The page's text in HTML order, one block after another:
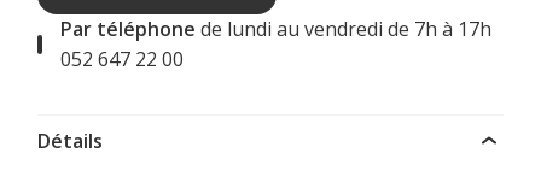
Par téléphone de lundi au vendredi de 7h à 17h
052 647 22 00
Détails